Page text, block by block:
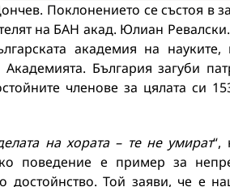
Поклонението се състоя в
на БАН акад. Юлиан
академия на науките,
България загуби
членове за цялата си
на хората – те не умират“,
поведение е пример за
достойнство. Той заяви, че е